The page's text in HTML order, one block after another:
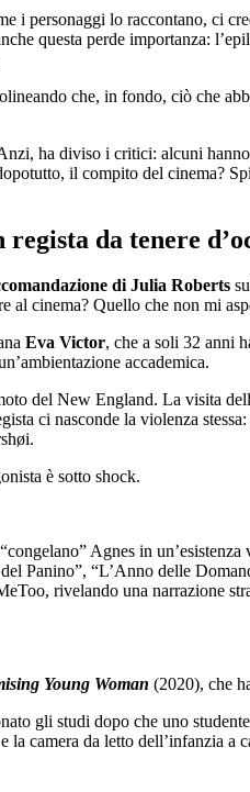
i personaggi lo raccontano, ci
questa perde importanza:
che, in fondo, ciò che
ha diviso i critici: alcuni
il compito del cinema?
da tenere
di Julia Roberts
al cinema? Quello che non mi
Eva Victor, che a soli 32 anni
accademica.
del New England. La visita
ci nasconde la violenza
è sotto shock.
Agnes in
Panino”, “L’Anno delle
rivelando una narrazione
Young Woman (2020), che
gli studi dopo che uno
camera da letto dell’infanzia